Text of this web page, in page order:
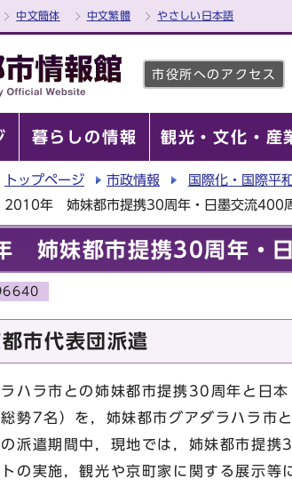
中文簡体 中文繁體 やさしい日本語
市役所へのアクセス
暮らしの情報 観光・文化・産
トップページ 市政情報 国際化・国際平和
2010年 姉妹都市提携30周年・日墨交流400
姉妹都市提携30周年・
市代表団派遣
ハラ市との姉妹都市提携30周年と日
勢7名）を，姉妹都市グアダラハラ市
派遣期間中，現地では，姉妹都市提携
の実施，観光や京町家に関する展示等